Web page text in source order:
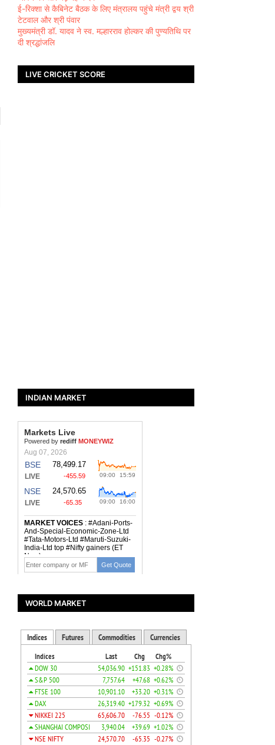
ई-रिक्शा से कैबिनेट बैठक के लिए मंत्रालय पहुंचे मंत्री द्वय श्री
टेटवाल और श्री पंवार
मुख्यमंत्री डॉ. यादव ने स्व. मल्हारराव होल्कर की पुण्यतिथि पर
दी श्रद्धांजलि
LIVE CRICKET SCORE
INDIAN MARKET
WORLD MARKET